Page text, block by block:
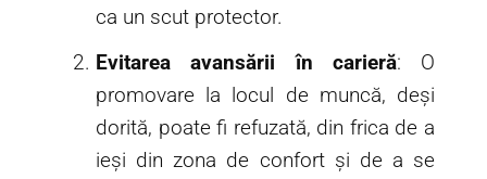
ca un scut protector.
Evitarea avansării în carieră: O
promovare la locul de muncă, deși
dorită, poate fi refuzată, din frica de a
ieși din zona de confort și de a se